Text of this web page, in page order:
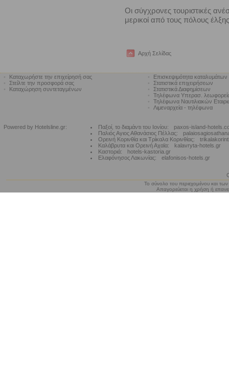
Οι σύγχρονες τουριστικές
μερικοί από τους πόλους
Αρχή Σελίδας
Καταχωρήστε την επιχείρησή σας
Στείλτε την προσφορά σας
Καταχώρηση συντεταγμένων
Επισκεψιμότητα καταλυμάτων
Στατιστικά επιχειρήσεων
Στατιστικά Διαφημίσεων
Τηλέφωνα Υπερασ.
Τηλέφωνα Ναυτιλιακών
Λιμεναρχεία - τηλέφωνα
Powered by Hotelsline.gr: Παξοί, το διαμάντι του Ιονίου:
paxos-island-
Παλιός Αγιος Αθανάσιος Πέλλας:
Ορεινή Κορινθία και Τρίκαλα Κορινθίας:
Καλάβρυτα και Ορεινή Αχαϊα:
kalavryta-hotels.gr
Καστοριά:
hotels-kastoria.gr
Ελαφόνησος Λακωνίας:
elafonisos-hotels.gr
Το σύνολο του περιεχομένου και
Απαγορεύεται η χρήση ή